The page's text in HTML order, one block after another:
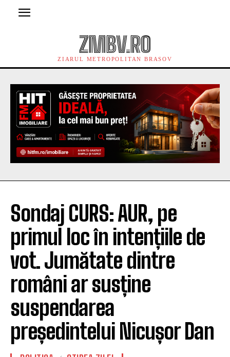
ZMBV.RO
ZIARUL METROPOLITAN BRASOV
Sondaj CURS: AUR, pe
primul loc în intențiile de
vot. Jumătate dintre
români ar susține
suspendarea
președintelui Nicușor Dan